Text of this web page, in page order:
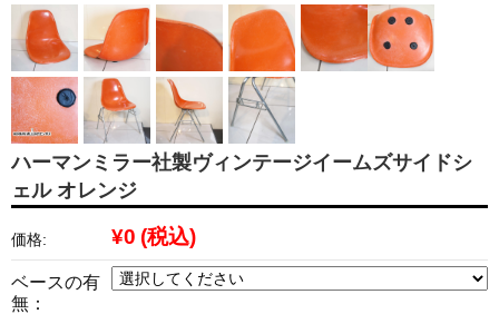
ハーマンミラー社製ヴィンテージイームズサイドシ
ェル オレンジ
価格: ¥0 (税込)
ベースの有
無：